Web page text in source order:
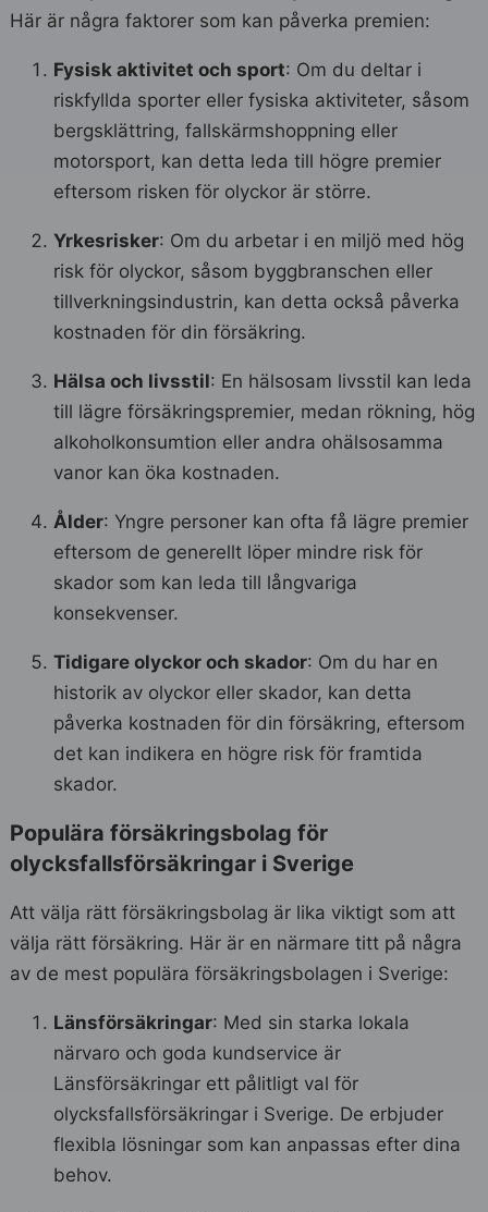
Här är några faktorer som kan påverka premien:
Fysisk aktivitet och sport: Om du deltar i
riskfyllda sporter eller fysiska aktiviteter, såsom
bergsklättring, fallskärmshoppning eller
motorsport, kan detta leda till högre premier
eftersom risken för olyckor är större.
Yrkesrisker: Om du arbetar i en miljö med hög
risk för olyckor, såsom byggbranschen eller
tillverkningsindustrin, kan detta också påverka
kostnaden för din försäkring.
Hälsa och livsstil: En hälsosam livsstil kan leda
till lägre försäkringspremier, medan rökning, hög
alkoholkonsumtion eller andra ohälsosamma
vanor kan öka kostnaden.
Ålder: Yngre personer kan ofta få lägre premier
eftersom de generellt löper mindre risk för
skador som kan leda till långvariga
konsekvenser.
Tidigare olyckor och skador: Om du har en
historik av olyckor eller skador, kan detta
påverka kostnaden för din försäkring, eftersom
det kan indikera en högre risk för framtida
skador.
Populära försäkringsbolag för
olycksfallsförsäkringar i Sverige
Att välja rätt försäkringsbolag är lika viktigt som att
välja rätt försäkring. Här är en närmare titt på några
av de mest populära försäkringsbolagen i Sverige:
Länsförsäkringar: Med sin starka lokala
närvaro och goda kundservice är
Länsförsäkringar ett pålitligt val för
olycksfallsförsäkringar i Sverige. De erbjuder
flexibla lösningar som kan anpassas efter dina
behov.